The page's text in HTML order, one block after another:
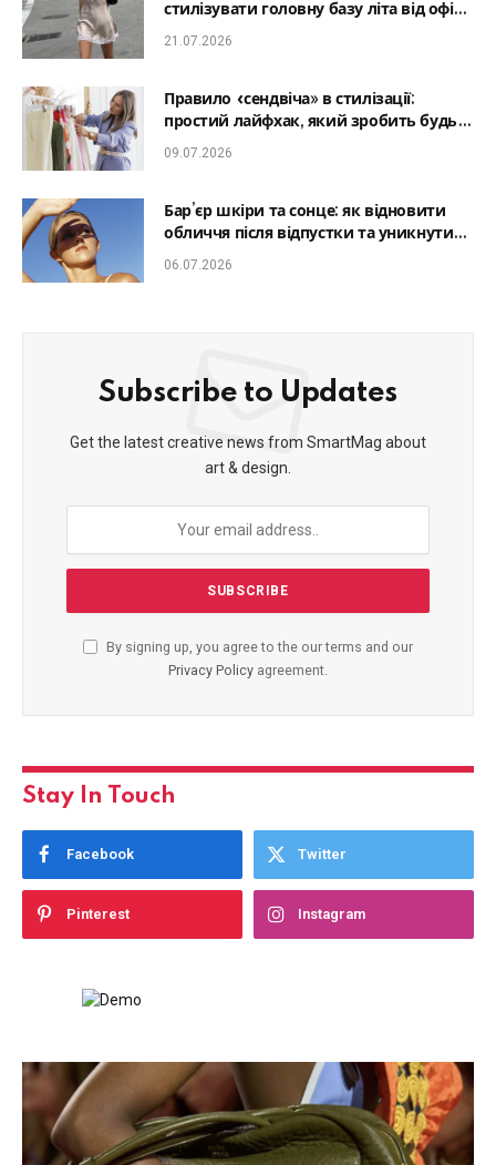
стилізувати головну базу літа від офісу
до романтичної вечері
21.07.2026
Правило «сендвіча» в стилізації:
простий лайфхак, який зробить будь-
який образ гармонійним
09.07.2026
Бар’єр шкіри та сонце: як відновити
обличчя після відпустки та уникнути
фотостаріння
06.07.2026
Subscribe to Updates
Get the latest creative news from SmartMag about
art & design.
By signing up, you agree to the our terms and our
Privacy Policy agreement.
Stay In Touch
Facebook Twitter
Pinterest Instagram